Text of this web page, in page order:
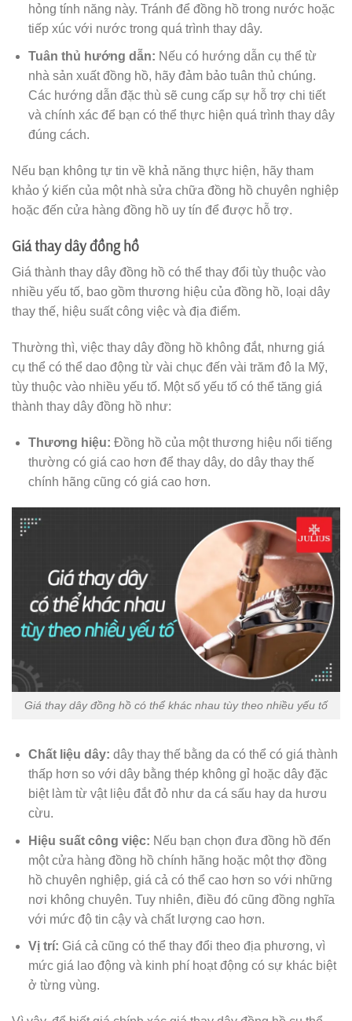
hỏng tính năng này. Tránh để đồng hồ trong nước hoặc
tiếp xúc với nước trong quá trình thay dây.
Tuân thủ hướng dẫn: Nếu có hướng dẫn cụ thể từ
nhà sản xuất đồng hồ, hãy đảm bảo tuân thủ chúng.
Các hướng dẫn đặc thù sẽ cung cấp sự hỗ trợ chi tiết
và chính xác để bạn có thể thực hiện quá trình thay dây
đúng cách.
Nếu bạn không tự tin về khả năng thực hiện, hãy tham
khảo ý kiến của một nhà sửa chữa đồng hồ chuyên nghiệp
hoặc đến cửa hàng đồng hồ uy tín để được hỗ trợ.
Giá thay dây đồng hồ
Giá thành thay dây đồng hồ có thể thay đổi tùy thuộc vào
nhiều yếu tố, bao gồm thương hiệu của đồng hồ, loại dây
thay thế, hiệu suất công việc và địa điểm.
Thường thì, việc thay dây đồng hồ không đắt, nhưng giá
cụ thể có thể dao động từ vài chục đến vài trăm đô la Mỹ,
tùy thuộc vào nhiều yếu tố. Một số yếu tố có thể tăng giá
thành thay dây đồng hồ như:
Thương hiệu: Đồng hồ của một thương hiệu nổi tiếng
thường có giá cao hơn để thay dây, do dây thay thế
chính hãng cũng có giá cao hơn.
Giá thay dây đồng hồ có thể khác nhau tùy theo nhiều yếu tố
Chất liệu dây: dây thay thế bằng da có thể có giá thành
thấp hơn so với dây bằng thép không gỉ hoặc dây đặc
biệt làm từ vật liệu đắt đỏ như da cá sấu hay da hươu
cừu.
Hiệu suất công việc: Nếu bạn chọn đưa đồng hồ đến
một cửa hàng đồng hồ chính hãng hoặc một thợ đồng
hồ chuyên nghiệp, giá cả có thể cao hơn so với những
nơi không chuyên. Tuy nhiên, điều đó cũng đồng nghĩa
với mức độ tin cậy và chất lượng cao hơn.
Vị trí: Giá cả cũng có thể thay đổi theo địa phương, vì
mức giá lao động và kinh phí hoạt động có sự khác biệt
ở từng vùng.